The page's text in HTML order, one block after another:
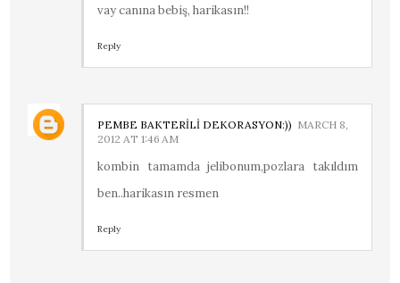
vay canına bebiş, harikasın!!
Reply
PEMBE BAKTERİLİ DEKORASYON:)) MARCH 8,
2012 AT 1:46 AM
kombin tamamda jelibonum,pozlara takıldım
ben..harikasın resmen
Reply